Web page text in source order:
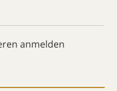
anmelden